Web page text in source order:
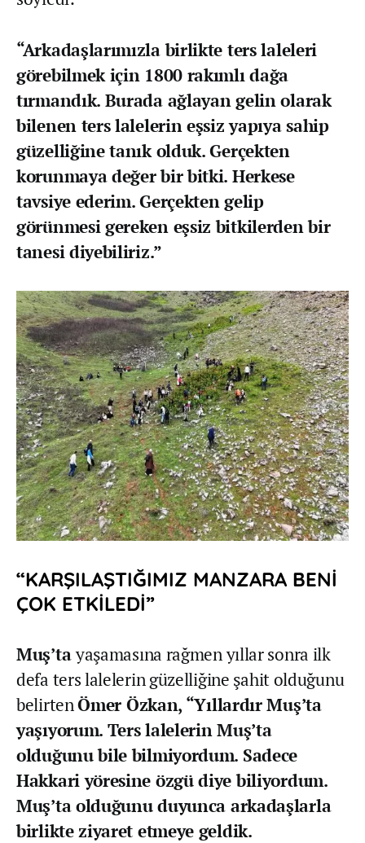
“Arkadaşlarımızla birlikte ters laleleri
görebilmek için 1800 rakımlı dağa
tırmandık. Burada ağlayan gelin olarak
bilenen ters lalelerin eşsiz yapıya sahip
güzelliğine tanık olduk. Gerçekten
korunmaya değer bir bitki. Herkese
tavsiye ederim. Gerçekten gelip
görünmesi gereken eşsiz bitkilerden bir
tanesi diyebiliriz.”
“KARŞILAŞTIĞIMIZ MANZARA BENİ
ÇOK ETKİLEDİ”
Muş’tayaşamasına rağmen yıllar sonra ilk
defa ters lalelerin güzelliğine şahit olduğunu
belirtenÖmer Özkan, “Yıllardır Muş’ta
yaşıyorum. Ters lalelerin Muş’ta
olduğunu bile bilmiyordum. Sadece
Hakkari yöresine özgü diye biliyordum.
Muş’ta olduğunu duyunca arkadaşlarla
birlikte ziyaret etmeye geldik.